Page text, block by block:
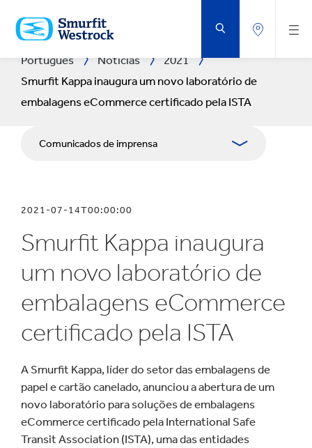
AO
CONTEÚDO
PRINCIPAL
Português Notícias
2021
Smurfit Kappa inaugura um novo laboratório de
embalagens eCommerce certificado pela ISTA
Comunicados de imprensa
Recursos para comunicação social
Blogue
2021-07-14T00:00:00
Smurfit Kappa inaugura
um novo laboratório de
embalagens eCommerce
certificado pela ISTA
A Smurfit Kappa, líder do setor das embalagens de
papel e cartão canelado, anunciou a abertura de um
novo laboratório para soluções de embalagens
eCommerce certificado pela International Safe
Transit Association (ISTA), uma das entidades